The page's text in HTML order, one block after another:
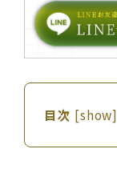
目次 [show]